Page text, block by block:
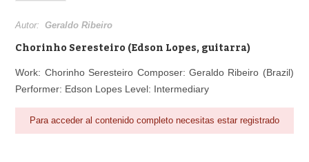
Biblioteca
Área personal Reproductor
Autor:Geraldo Ribeiro
Chorinho Seresteiro (Edson Lopes, guitarra)
Work: Chorinho Seresteiro Composer: Geraldo Ribeiro (Brazil)
Performer: Edson Lopes Level: Intermediary
Para acceder al contenido completo necesitas estar registrado